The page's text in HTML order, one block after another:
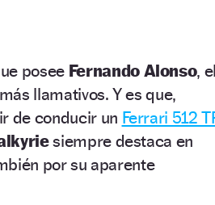
posee Fernando Alonso, el
llamativos. Y es que,
de conducir un Ferrari 512
siempre destaca en
por su aparente